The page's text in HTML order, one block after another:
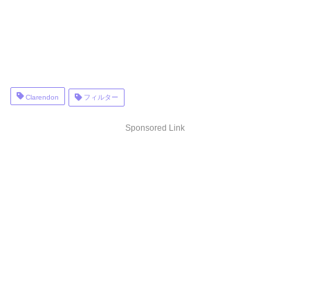
Clarendon フィルター
Sponsored Link